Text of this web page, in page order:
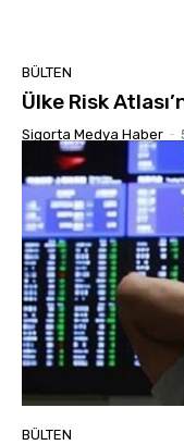
BÜLTEN
Ülke Risk
Sigorta Medya Haber -
BÜLTEN